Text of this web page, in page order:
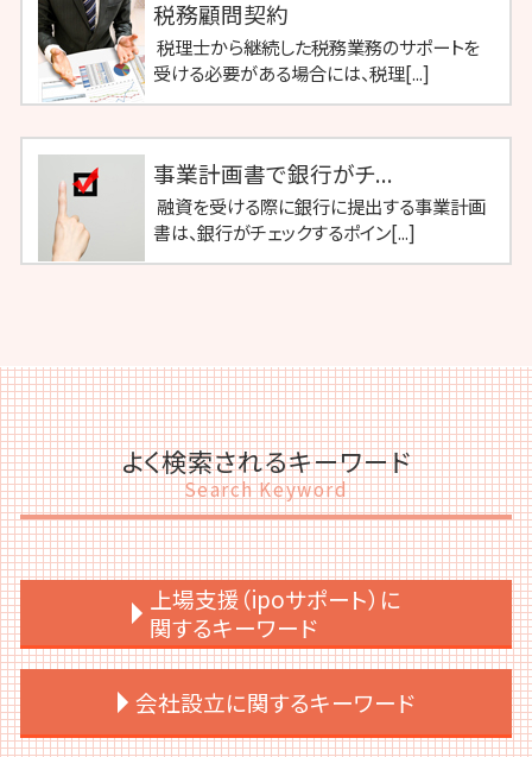
税務顧問契約
税理士から継続した税務業務のサポートを
受ける必要がある場合には、税理[...]
事業計画書で銀行がチ...
融資を受ける際に銀行に提出する事業計画
書は、銀行がチェックするポイン[...]
よく検索されるキーワード
Search Keyword
上場支援（ipoサポート）に
関するキーワード
上場支援 銀行
場準備 時間
会社設立に関するキーワード